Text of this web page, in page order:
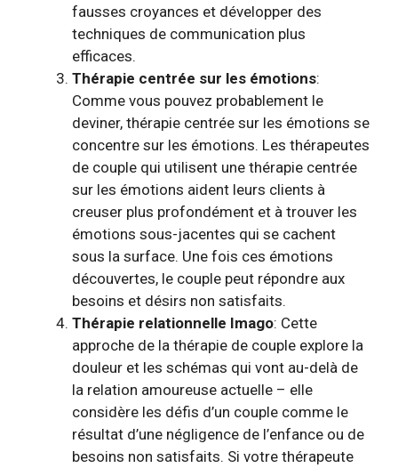
fausses croyances et développer des
techniques de communication plus
efficaces.
Thérapie centrée sur les émotions:
Comme vous pouvez probablement le
deviner, thérapie centrée sur les émotions se
concentre sur les émotions. Les thérapeutes
de couple qui utilisent une thérapie centrée
sur les émotions aident leurs clients à
creuser plus profondément et à trouver les
émotions sous-jacentes qui se cachent
sous la surface. Une fois ces émotions
découvertes, le couple peut répondre aux
besoins et désirs non satisfaits.
Thérapie relationnelle Imago: Cette
approche de la thérapie de couple explore la
douleur et les schémas qui vont au-delà de
la relation amoureuse actuelle – elle
considère les défis d’un couple comme le
résultat d’une négligence de l’enfance ou de
besoins non satisfaits. Si votre thérapeute